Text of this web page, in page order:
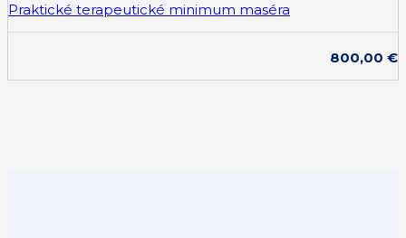
Praktické terapeutické minimum maséra
800,00 €